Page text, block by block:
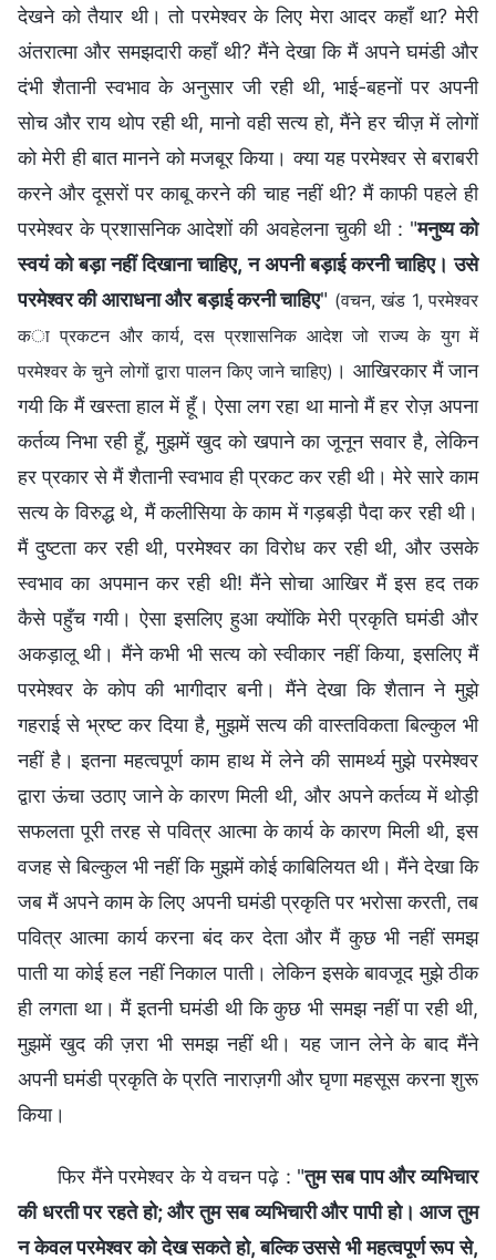
देखने को तैयार थी। तो परमेश्वर के लिए मेरा आदर कहाँ था? मेरी
अंतरात्मा और समझदारी कहाँ थी? मैंने देखा कि मैं अपने घमंडी और
दंभी शैतानी स्वभाव के अनुसार जी रही थी, भाई-बहनों पर अपनी
सोच और राय थोप रही थी, मानो वही सत्य हो, मैंने हर चीज़ में लोगों
को मेरी ही बात मानने को मजबूर किया। क्या यह परमेश्वर से बराबरी
करने और दूसरों पर काबू करने की चाह नहीं थी? मैं काफी पहले ही
परमेश्वर के प्रशासनिक आदेशों की अवहेलना चुकी थी : "मनुष्य को
स्वयं को बड़ा नहीं दिखाना चाहिए, न अपनी बड़ाई करनी चाहिए। उसे
परमेश्वर की आराधना और बड़ाई करनी चाहिए" (वचन, खंड 1, परमेश्वर
का प्रकटन और कार्य, दस प्रशासनिक आदेश जो राज्य के युग में
परमेश्वर के चुने लोगों द्वारा पालन किए जाने चाहिए) । आखिरकार मैं जान
गयी कि मैं खस्ता हाल में हूँ। ऐसा लग रहा था मानो मैं हर रोज़ अपना
कर्तव्य निभा रही हूँ, मुझमें खुद को खपाने का जूनून सवार है, लेकिन
हर प्रकार से मैं शैतानी स्वभाव ही प्रकट कर रही थी। मेरे सारे काम
सत्य के विरुद्ध थे, मैं कलीसिया के काम में गड़बड़ी पैदा कर रही थी।
मैं दुष्टता कर रही थी, परमेश्वर का विरोध कर रही थी, और उसके
स्वभाव का अपमान कर रही थी! मैंने सोचा आखिर मैं इस हद तक
कैसे पहुँच गयी। ऐसा इसलिए हुआ क्योंकि मेरी प्रकृति घमंडी और
अकड़ालू थी। मैंने कभी भी सत्य को स्वीकार नहीं किया, इसलिए मैं
परमेश्वर के कोप की भागीदार बनी। मैंने देखा कि शैतान ने मुझे
गहराई से भ्रष्ट कर दिया है, मुझमें सत्य की वास्तविकता बिल्कुल भी
नहीं है। इतना महत्वपूर्ण काम हाथ में लेने की सामर्थ्य मुझे परमेश्वर
द्वारा ऊंचा उठाए जाने के कारण मिली थी, और अपने कर्तव्य में थोड़ी
सफलता पूरी तरह से पवित्र आत्मा के कार्य के कारण मिली थी, इस
वजह से बिल्कुल भी नहीं कि मुझमें कोई काबिलियत थी। मैंने देखा कि
जब मैं अपने काम के लिए अपनी घमंडी प्रकृति पर भरोसा करती, तब
पवित्र आत्मा कार्य करना बंद कर देता और मैं कुछ भी नहीं समझ
पाती या कोई हल नहीं निकाल पाती। लेकिन इसके बावजूद मुझे ठीक
ही लगता था। मैं इतनी घमंडी थी कि कुछ भी समझ नहीं पा रही थी,
मुझमें खुद की ज़रा भी समझ नहीं थी। यह जान लेने के बाद मैंने
अपनी घमंडी प्रकृति के प्रति नाराज़गी और घृणा महसूस करना शुरू
किया।
फिर मैंने परमेश्वर के ये वचन पढ़े : "तुम सब पाप और व्यभिचार
की धरती पर रहते हो; और तुम सब व्यभिचारी और पापी हो। आज तुम
न केवल परमेश्वर को देख सकते हो, बल्कि उससे भी महत्वपूर्ण रूप से,